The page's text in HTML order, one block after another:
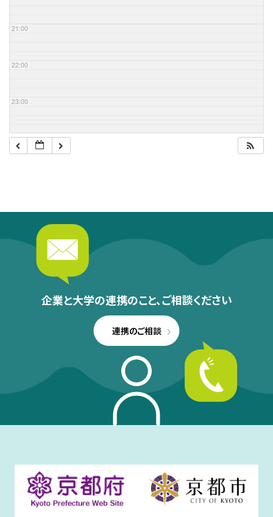
21:00
22:00
23:00
企業と大学の連携のこと、ご相談ください
連携のご相談